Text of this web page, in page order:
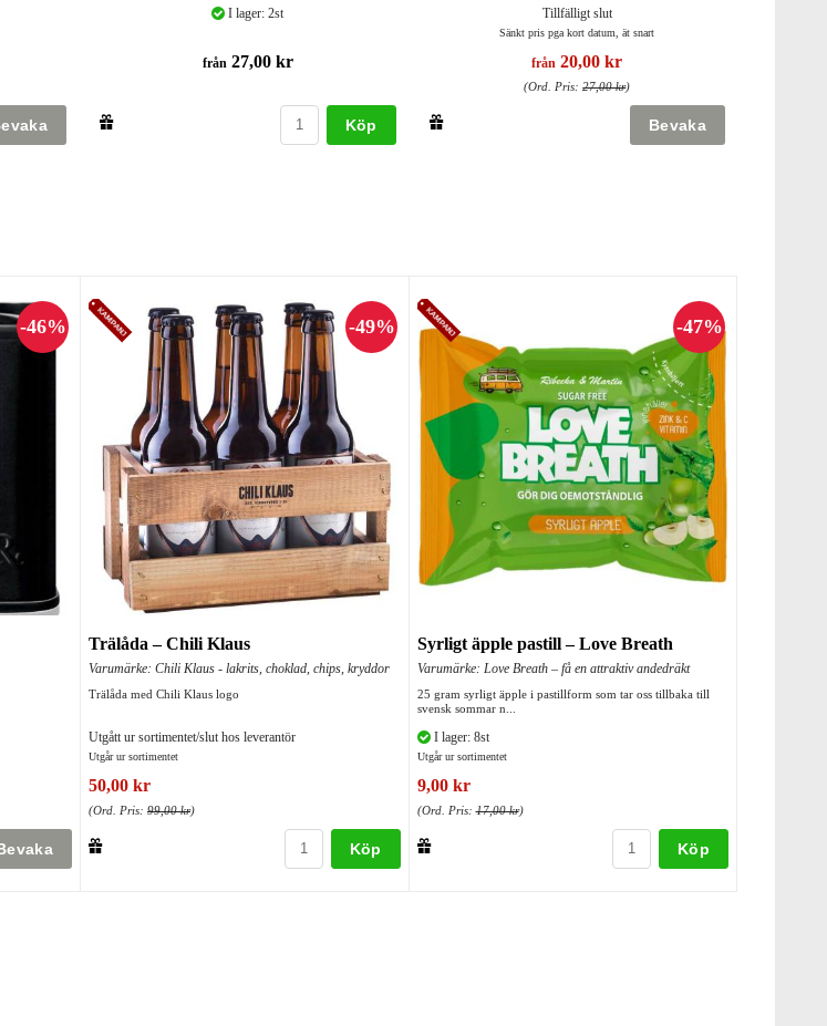
I lager: 2st
från 27,00 kr
Köp
Tillfälligt slut
Sänkt pris pga kort datum, ät snart
från 20,00 kr
(Ord. Pris:27,00 kr)
Trälåda – Chili Klaus
Varumärke: Chili Klaus - lakrits, choklad, chips, kryddor
Trälåda med Chili Klaus logo
Utgått ur sortimentet/slut hos leverantör
Utgår ur sortimentet
50,00 kr
(Ord. Pris: 99,00 kr)
Köp
Syrligt äpple pastill – Love Breath
Varumärke: Love Breath – få en attraktiv andedräkt
25 gram syrligt äpple i pastillform som tar oss tillbaka till
svensk sommar n...
I lager: 8st
Utgår ur sortimentet
9,00 kr
(Ord. Pris:17,00 kr)
Köp